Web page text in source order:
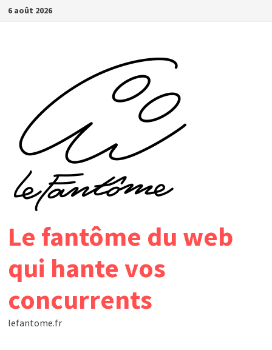
Passer
6 août 2026
Le fantôme du web
qui hante vos
concurrents
lefantome.fr